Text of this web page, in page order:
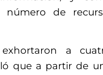
número de
a
que a partir de